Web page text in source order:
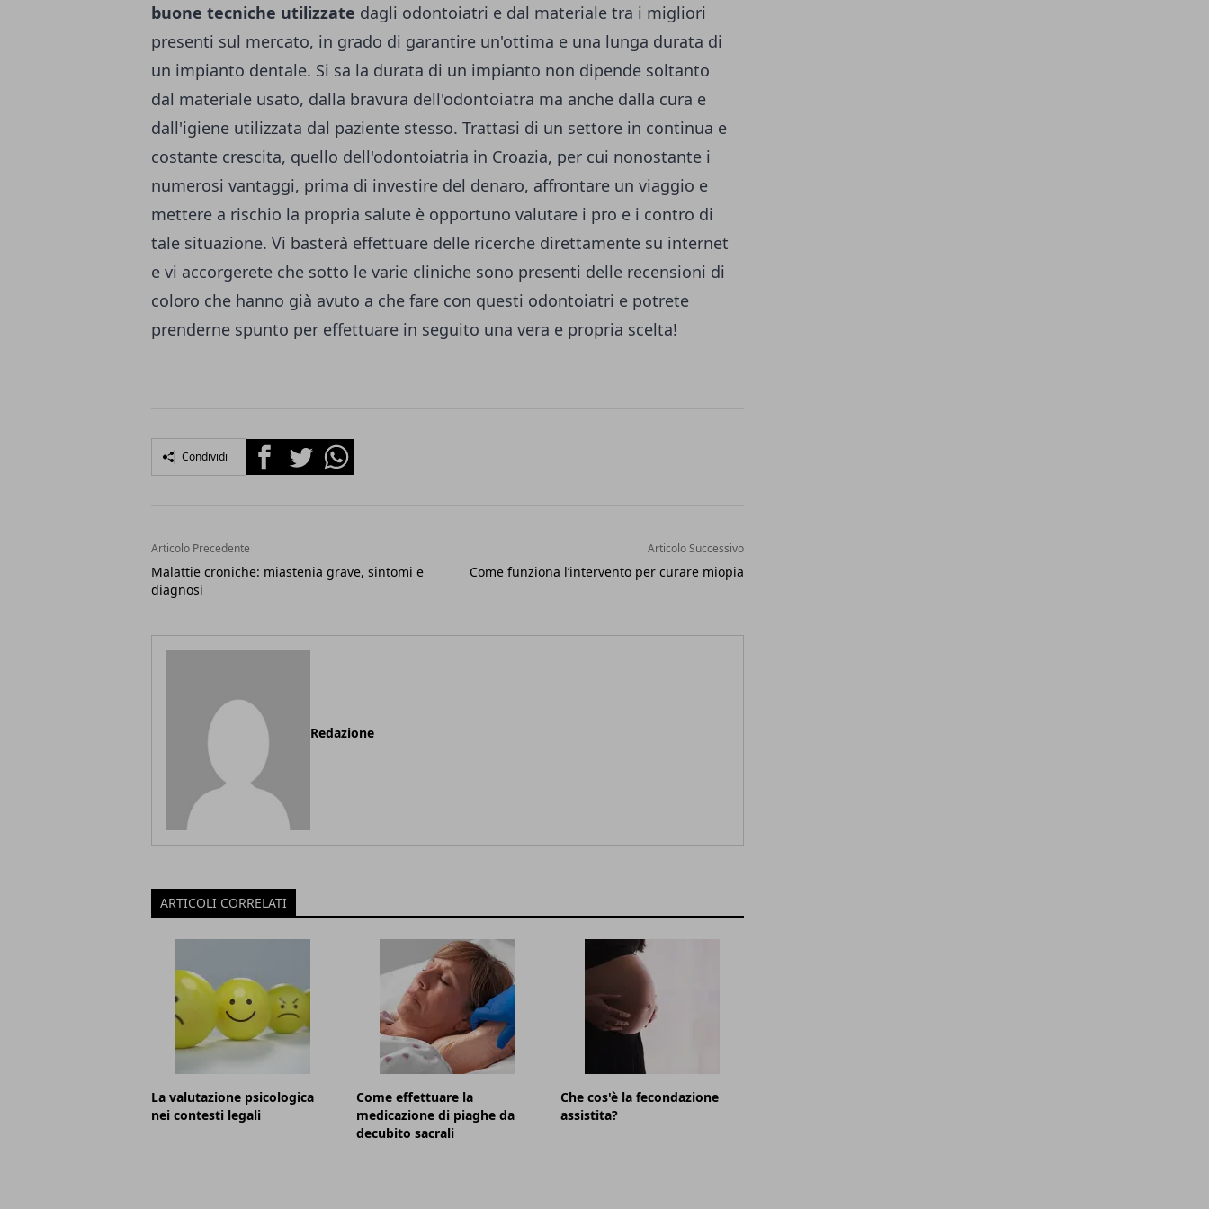
buone tecniche utilizzate dagli odontoiatri e dal materiale tra i migliori
presenti sul mercato, in grado di garantire un'ottima e una lunga durata di
un impianto dentale. Si sa la durata di un impianto non dipende soltanto
dal materiale usato, dalla bravura dell'odontoiatra ma anche dalla cura e
dall'igiene utilizzata dal paziente stesso. Trattasi di un settore in continua e
costante crescita, quello dell'odontoiatria in Croazia, per cui nonostante i
numerosi vantaggi, prima di investire del denaro, affrontare un viaggio e
mettere a rischio la propria salute è opportuno valutare i pro e i contro di
tale situazione. Vi basterà effettuare delle ricerche direttamente su internet
e vi accorgerete che sotto le varie cliniche sono presenti delle recensioni di
coloro che hanno già avuto a che fare con questi odontoiatri e potrete
prenderne spunto per effettuare in seguito una vera e propria scelta!
Condividi FacebookTwitterWhatsapp
Articolo Precedente
Malattie croniche: miastenia grave, sintomi e
diagnosi
Articolo Successivo
Come funziona l’intervento per curare miopia
Redazione
ARTICOLI CORRELATI
La valutazione psicologica
nei contesti legali
Come effettuare la
medicazione di piaghe da
decubito sacrali
Che cos'è la fecondazione
assistita?